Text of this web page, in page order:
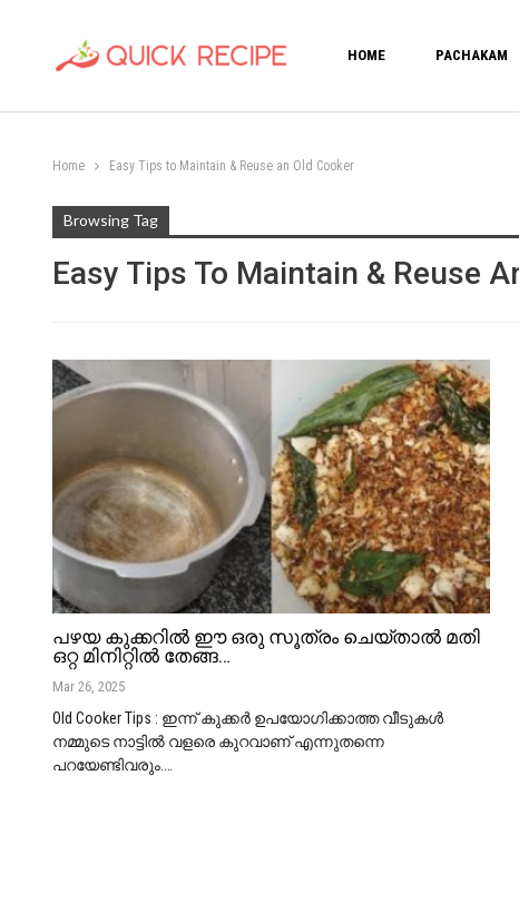
HOME PACHAKAM
Home Easy Tips to Maintain & Reuse an Old Cooker
Browsing Tag
Easy Tips To Maintain & Reuse
പഴയ കുക്കറിൽ ഈ ഒരു സൂത്രം ചെയ്താൽ മതി
ഒറ്റ മിനിറ്റിൽ തേങ്ങ…
Mar 26, 2025
Old Cooker Tips : ഇന്ന് കുക്കർ ഉപയോഗിക്കാത്ത വീടുകൾ
നമ്മുടെ നാട്ടിൽ വളരെ കുറവാണ് എന്നുതന്നെ
പറയേണ്ടിവരും.